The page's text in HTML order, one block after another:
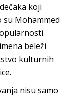
koji
su Mohammed
beleži
kulturnih
nisu samo